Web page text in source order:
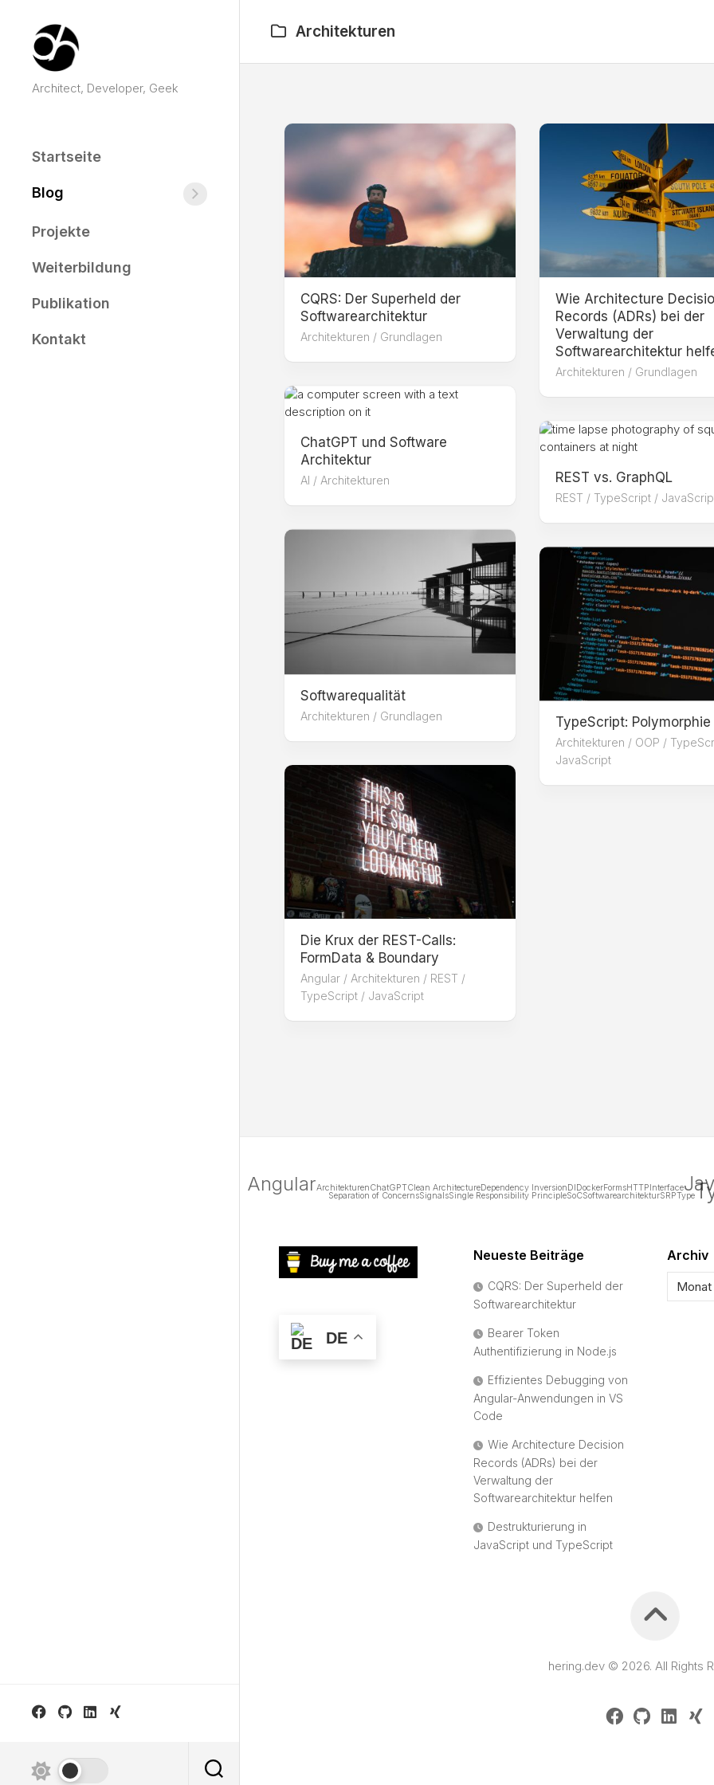
content
Architect, Developer, Geek
Startseite
Blog Architekturen
Grundlagen
Konzepte
REST
Angular
TypeScript
JavaScript
Container
Docker
Projekte
Weiterbildung
Publikation
Kontakt
Architekturen
CQRS: Der Superheld der
Softwarearchitektur
Architekturen / Grundlagen
Wie Architecture
Records (ADRs) bei der
Verwaltung der
Softwarearchitektur
Architekturen / Grundlagen
ChatGPT und Software
Architektur
AI / Architekturen REST vs. GraphQL
REST / TypeScript /
Softwarequalität
Architekturen / Grundlagen TypeScript: Polymorphie
Architekturen / OOP /
JavaScript
Die Krux der REST-Calls:
FormData & Boundary
Angular / Architekturen / REST /
TypeScript / JavaScript
AngularArchitekturenChatGPTClean ArchitectureDependency InversionDI DockerFormsHTTP Interface
Separation of ConcernsSignalsSingle Responsibility PrincipleSoCSoftwarearchitekturSRPType
DE
Neueste Beiträge
CQRS: Der Superheld der
Softwarearchitektur
Bearer Token
Authentifizierung in Node.js
Effizientes Debugging von
Angular-Anwendungen in VS
Code
Wie Architecture Decision
Records (ADRs) bei der
Verwaltung der
Softwarearchitektur helfen
Destrukturierung in
JavaScript und TypeScript
Archiv
hering.dev © 2026. All Rights